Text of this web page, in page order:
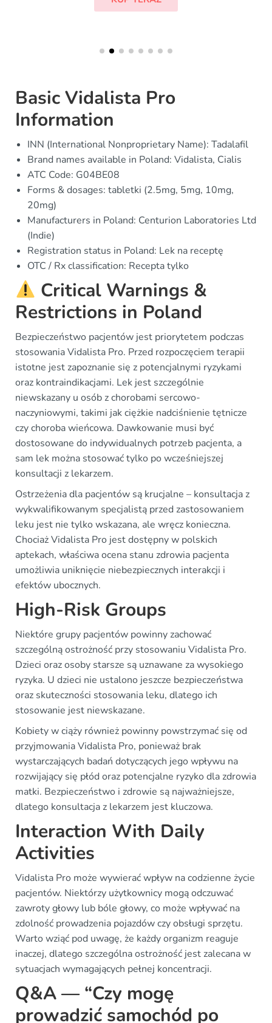
Basic Vidalista Pro
Information
INN (International Nonproprietary Name): Tadalafil
Brand names available in Poland: Vidalista, Cialis
ATC Code: G04BE08
Forms & dosages: tabletki (2.5mg, 5mg, 10mg,
20mg)
Manufacturers in Poland: Centurion Laboratories Ltd
(Indie)
Registration status in Poland: Lek na receptę
OTC / Rx classification: Recepta tylko
Critical Warnings &
Restrictions in Poland
Bezpieczeństwo pacjentów jest priorytetem podczas
stosowania Vidalista Pro. Przed rozpoczęciem terapii
istotne jest zapoznanie się z potencjalnymi ryzykami
oraz kontraindikacjami. Lek jest szczególnie
niewskazany u osób z chorobami sercowo-
naczyniowymi, takimi jak ciężkie nadciśnienie tętnicze
czy choroba wieńcowa. Dawkowanie musi być
dostosowane do indywidualnych potrzeb pacjenta, a
sam lek można stosować tylko po wcześniejszej
konsultacji z lekarzem.
Ostrzeżenia dla pacjentów są krucjalne – konsultacja z
wykwalifikowanym specjalistą przed zastosowaniem
leku jest nie tylko wskazana, ale wręcz konieczna.
Chociaż Vidalista Pro jest dostępny w polskich
aptekach, właściwa ocena stanu zdrowia pacjenta
umożliwia uniknięcie niebezpiecznych interakcji i
efektów ubocznych.
High-Risk Groups
Niektóre grupy pacjentów powinny zachować
szczególną ostrożność przy stosowaniu Vidalista Pro.
Dzieci oraz osoby starsze są uznawane za wysokiego
ryzyka. U dzieci nie ustalono jeszcze bezpieczeństwa
oraz skuteczności stosowania leku, dlatego ich
stosowanie jest niewskazane.
Kobiety w ciąży również powinny powstrzymać się od
przyjmowania Vidalista Pro, ponieważ brak
wystarczających badań dotyczących jego wpływu na
rozwijający się płód oraz potencjalne ryzyko dla zdrowia
matki. Bezpieczeństwo i zdrowie są najważniejsze,
dlatego konsultacja z lekarzem jest kluczowa.
Interaction With Daily
Activities
Vidalista Pro może wywierać wpływ na codzienne życie
pacjentów. Niektórzy użytkownicy mogą odczuwać
zawroty głowy lub bóle głowy, co może wpływać na
zdolność prowadzenia pojazdów czy obsługi sprzętu.
Warto wziąć pod uwagę, że każdy organizm reaguje
inaczej, dlatego szczególna ostrożność jest zalecana w
sytuacjach wymagających pełnej koncentracji.
Q&A — “Czy mogę
prowadzić samochód po